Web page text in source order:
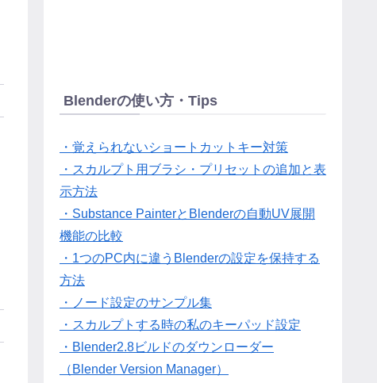
Blenderの使い方・Tips
・覚えられないショートカットキー対策
・スカルプト用ブラシ・プリセットの追加と表
示方法
・Substance PainterとBlenderの自動UV展開
機能の比較
・1つのPC内に違うBlenderの設定を保持する
方法
・ノード設定のサンプル集
・スカルプトする時の私のキーパッド設定
・Blender2.8ビルドのダウンローダー
（Blender Version Manager）